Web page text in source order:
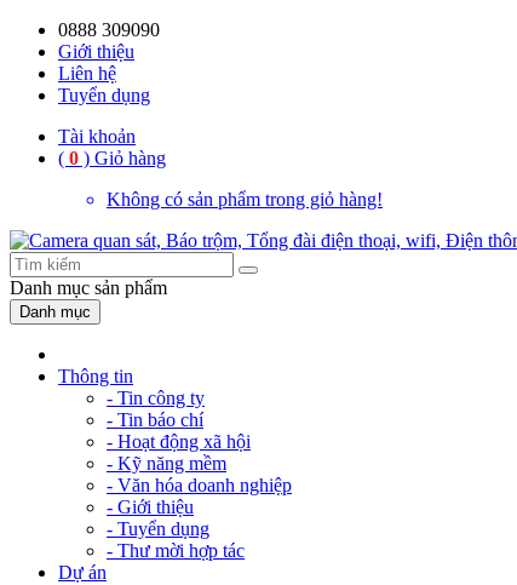
0888 309090
Giới thiệu
Liên hệ
Tuyển dụng
Tài khoản
( 0 ) Giỏ hàng
Không có sản phẩm trong giỏ hàng!
Danh mục sản phẩm
Danh mục
Thông tin
- Tin công ty
- Tin báo chí
- Hoạt động xã hội
- Kỹ năng mềm
- Văn hóa doanh nghiệp
- Giới thiệu
- Tuyển dụng
- Thư mời hợp tác
Dự án